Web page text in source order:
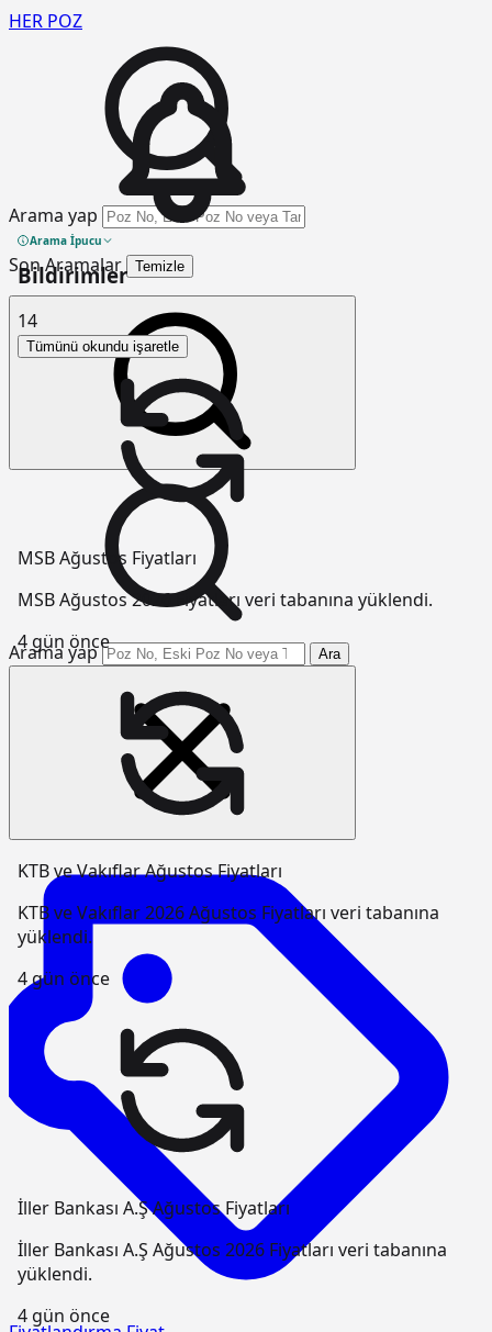
HER POZ
Arama yap
Arama İpucu
Son Aramalar Temizle
Arama yap Ara
Bildirimler
14
Tümünü okundu işaretle
MSB Ağustos Fiyatları
MSB Ağustos 2026 Fiyatları veri tabanına yüklendi.
4 gün önce
KTB ve Vakıflar Ağustos Fiyatları
KTB ve Vakıflar 2026 Ağustos Fiyatları veri tabanına
yüklendi.
4 gün önce
İller Bankası A.Ş Ağustos Fiyatları
İller Bankası A.Ş Ağustos 2026 Fiyatları veri tabanına
yüklendi.
4 gün önce